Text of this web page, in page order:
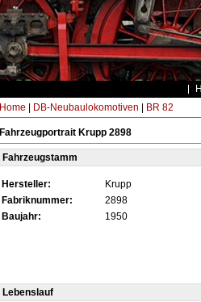
Home DB-Neubaulokomotiven BR 82
Fahrzeugportrait Krupp 2898
Fahrzeugstamm
Hersteller:
Krupp
Fabriknummer:
2898
Baujahr:
1950
Lebenslauf